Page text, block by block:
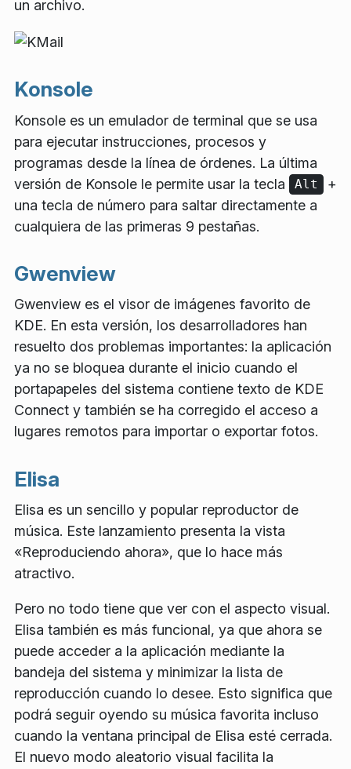
un archivo.
Konsole
Konsole es un emulador de terminal que se usa
para ejecutar instrucciones, procesos y
programas desde la línea de órdenes. La última
versión de Konsole le permite usar la tecla
Alt
+
una tecla de número para saltar directamente a
cualquiera de las primeras 9 pestañas.
Gwenview
Gwenview es el visor de imágenes favorito de
KDE. En esta versión, los desarrolladores han
resuelto dos problemas importantes: la aplicación
ya no se bloquea durante el inicio cuando el
portapapeles del sistema contiene texto de KDE
Connect y también se ha corregido el acceso a
lugares remotos para importar o exportar fotos.
Elisa
Elisa es un sencillo y popular reproductor de
música. Este lanzamiento presenta la vista
«Reproduciendo ahora», que lo hace más
atractivo.
Pero no todo tiene que ver con el aspecto visual.
Elisa también es más funcional, ya que ahora se
puede acceder a la aplicación mediante la
bandeja del sistema y minimizar la lista de
reproducción cuando lo desee. Esto significa que
podrá seguir oyendo su música favorita incluso
cuando la ventana principal de Elisa esté cerrada.
El nuevo modo aleatorio visual facilita la